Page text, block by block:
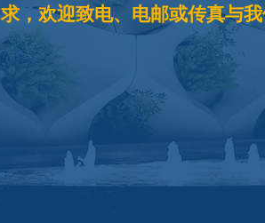
求，欢迎致电、电邮或传真与